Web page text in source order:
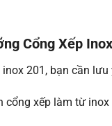
Cổng Xếp
201, bạn cần
xếp làm từ